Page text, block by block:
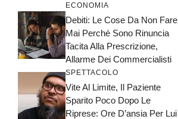
ECONOMIA
Debiti: Le Cose Da Non Fare
Mai Perché Sono Rinuncia
Tacita Alla Prescrizione,
Allarme Dei Commercialisti
SPETTACOLO
Vite Al Limite, Il Paziente
Sparito Poco Dopo Le
Riprese: Ore D’ansia Per Lui